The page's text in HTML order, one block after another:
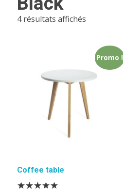
4 résultats affichés
Promo !
Coffee table